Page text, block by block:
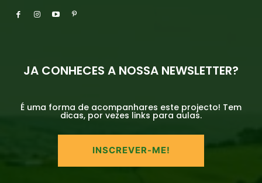
JA CONHECES A NOSSA NEWSLETTER?
É uma forma de acompanhares este projecto! Tem
dicas, por vezes links para aulas.
INSCREVER-ME!